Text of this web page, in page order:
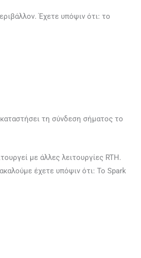
Έχετε υπόψιν ότι: το
τη σύνδεση σήματος το
με άλλες λειτουργίες RTH.
έχετε υπόψιν ότι: Το Spark